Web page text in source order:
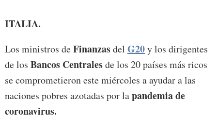
ITALIA.
Los ministros deFinanzasdel G20y los dirigentes
de los Bancos Centralesde los 20 países más ricos
se comprometieron este miércoles a ayudar a las
naciones pobres azotadas por lapandemia de
coronavirus.